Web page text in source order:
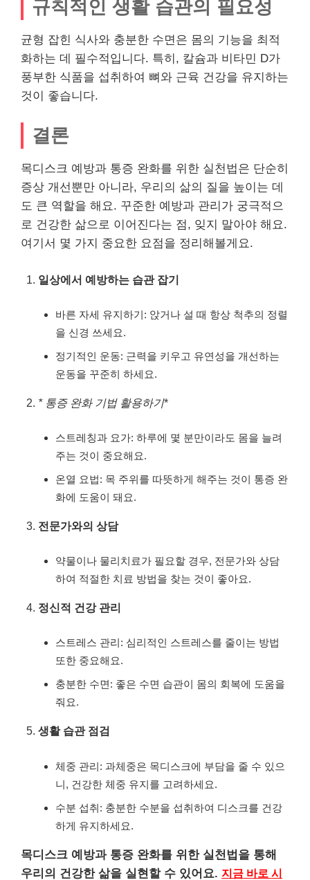
규칙적인 생활 습관의 필요성
균형 잡힌 식사와 충분한 수면은 몸의 기능을 최적
화하는 데 필수적입니다. 특히, 칼슘과 비타민 D가
풍부한 식품을 섭취하여 뼈와 근육 건강을 유지하는
것이 좋습니다.
결론
목디스크 예방과 통증 완화를 위한 실천법은 단순히
증상 개선뿐만 아니라, 우리의 삶의 질을 높이는 데
도 큰 역할을 해요. 꾸준한 예방과 관리가 궁극적으
로 건강한 삶으로 이어진다는 점, 잊지 말아야 해요.
여기서 몇 가지 중요한 요점을 정리해볼게요.
일상에서 예방하는 습관 잡기
바른 자세 유지하기: 앉거나 설 때 항상 척추의 정렬
을 신경 쓰세요.
정기적인 운동: 근력을 키우고 유연성을 개선하는
운동을 꾸준히 하세요.
* 통증 완화 기법 활용하기*
스트레칭과 요가: 하루에 몇 분만이라도 몸을 늘려
주는 것이 중요해요.
온열 요법: 목 주위를 따뜻하게 해주는 것이 통증 완
화에 도움이 돼요.
전문가와의 상담
약물이나 물리치료가 필요할 경우, 전문가와 상담
하여 적절한 치료 방법을 찾는 것이 좋아요.
정신적 건강 관리
스트레스 관리: 심리적인 스트레스를 줄이는 방법
또한 중요해요.
충분한 수면: 좋은 수면 습관이 몸의 회복에 도움을
줘요.
생활 습관 점검
체중 관리: 과체중은 목디스크에 부담을 줄 수 있으
니, 건강한 체중 유지를 고려하세요.
수분 섭취: 충분한 수분을 섭취하여 디스크를 건강
하게 유지하세요.
목디스크 예방과 통증 완화를 위한 실천법을 통해
우리의 건강한 삶을 실현할 수 있어요. 지금 바로 시